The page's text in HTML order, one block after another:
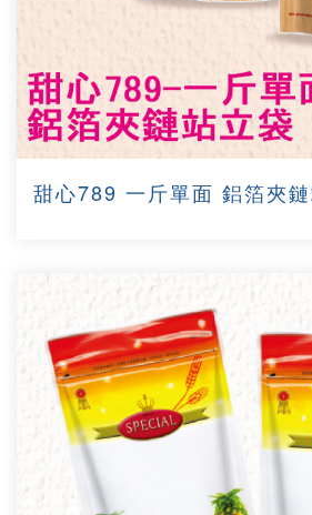
甜心789 一斤單面 鋁箔夾